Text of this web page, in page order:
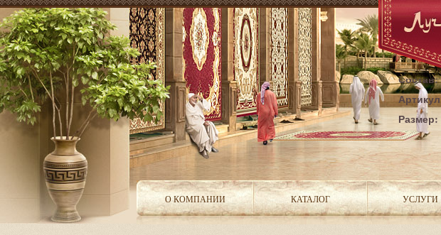
Страна:
Состав:
Размер:
О КОМПАНИИ КАТАЛОГ УСЛУГИ